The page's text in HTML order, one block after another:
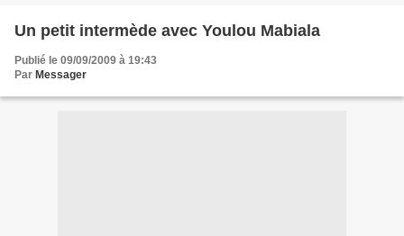
Un petit intermède avec Youlou Mabiala
Publié le 09/09/2009 à 19:43
Par Messager